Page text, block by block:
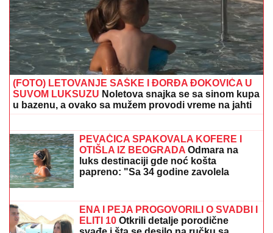
(FOTO) LETOVANJE SAŠKE I ĐORĐA ĐOKOVIĆA U
SUVOM LUKSUZU Noletova snajka se sa sinom kupa
u bazenu, a ovako sa mužem provodi vreme na jahti
NAŠU PEVAČICU U CRNOJ GORIBez
trunke šminke na aerodromu, pojavila
se u ovom izdanju: Društvo joj pravi
poznati muškarac
luks destinaciji gde noć košta
papreno: "Sa 34 godine zavolela
pesak"